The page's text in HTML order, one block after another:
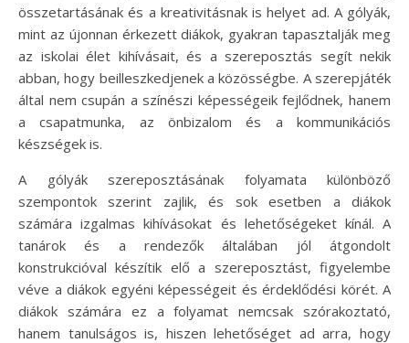
összetartásának és a kreativitásnak is helyet ad. A gólyák,
mint az újonnan érkezett diákok, gyakran tapasztalják meg
az iskolai élet kihívásait, és a szereposztás segít nekik
abban, hogy beilleszkedjenek a közösségbe. A szerepjáték
által nem csupán a színészi képességeik fejlődnek, hanem
a csapatmunka, az önbizalom és a kommunikációs
készségek is.
A gólyák szereposztásának folyamata különböző
szempontok szerint zajlik, és sok esetben a diákok
számára izgalmas kihívásokat és lehetőségeket kínál. A
tanárok és a rendezők általában jól átgondolt
konstrukcióval készítik elő a szereposztást, figyelembe
véve a diákok egyéni képességeit és érdeklődési körét. A
diákok számára ez a folyamat nemcsak szórakoztató,
hanem tanulságos is, hiszen lehetőséget ad arra, hogy